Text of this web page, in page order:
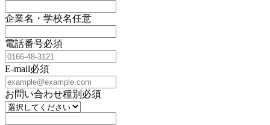
企業名・学校名任意
電話番号必須
E-mail必須
お問い合わせ種別 必須